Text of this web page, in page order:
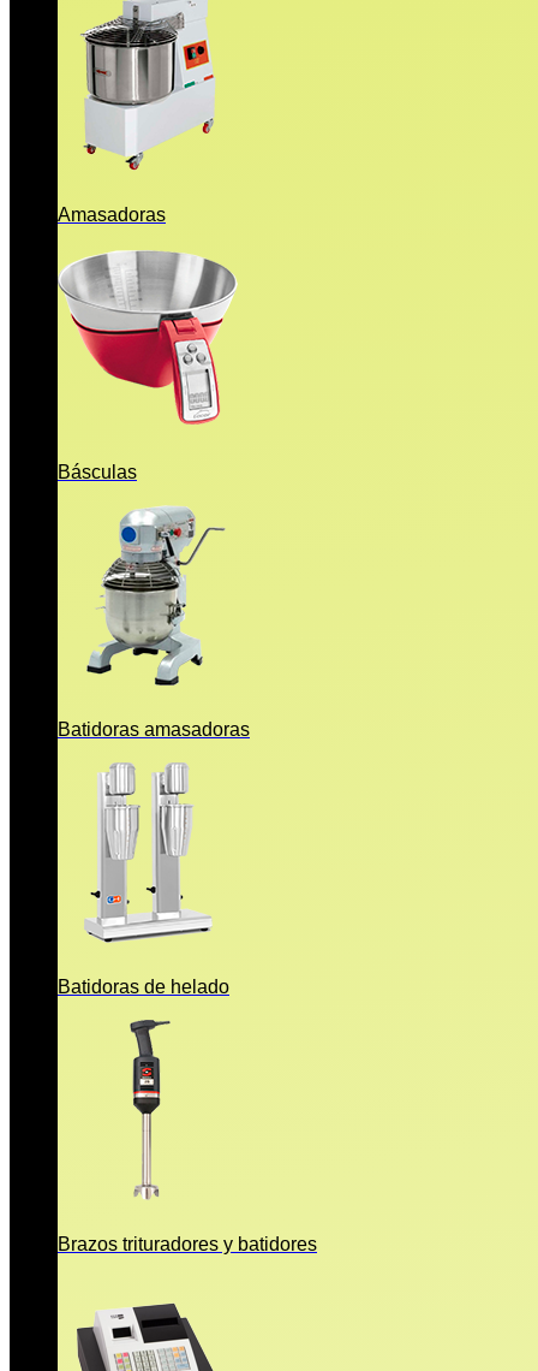
Amasadoras
Básculas
Batidoras amasadoras
Batidoras de helado
Brazos trituradores y batidores